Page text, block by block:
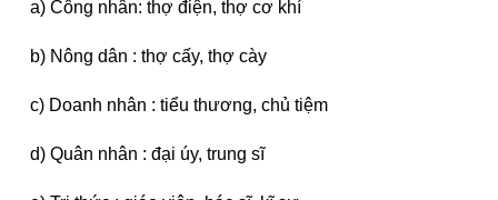
a) Công nhân: thợ điện, thợ cơ khí
b) Nông dân : thợ cấy, thợ cày
c) Doanh nhân : tiểu thương, chủ tiệm
d) Quân nhân : đại úy, trung sĩ